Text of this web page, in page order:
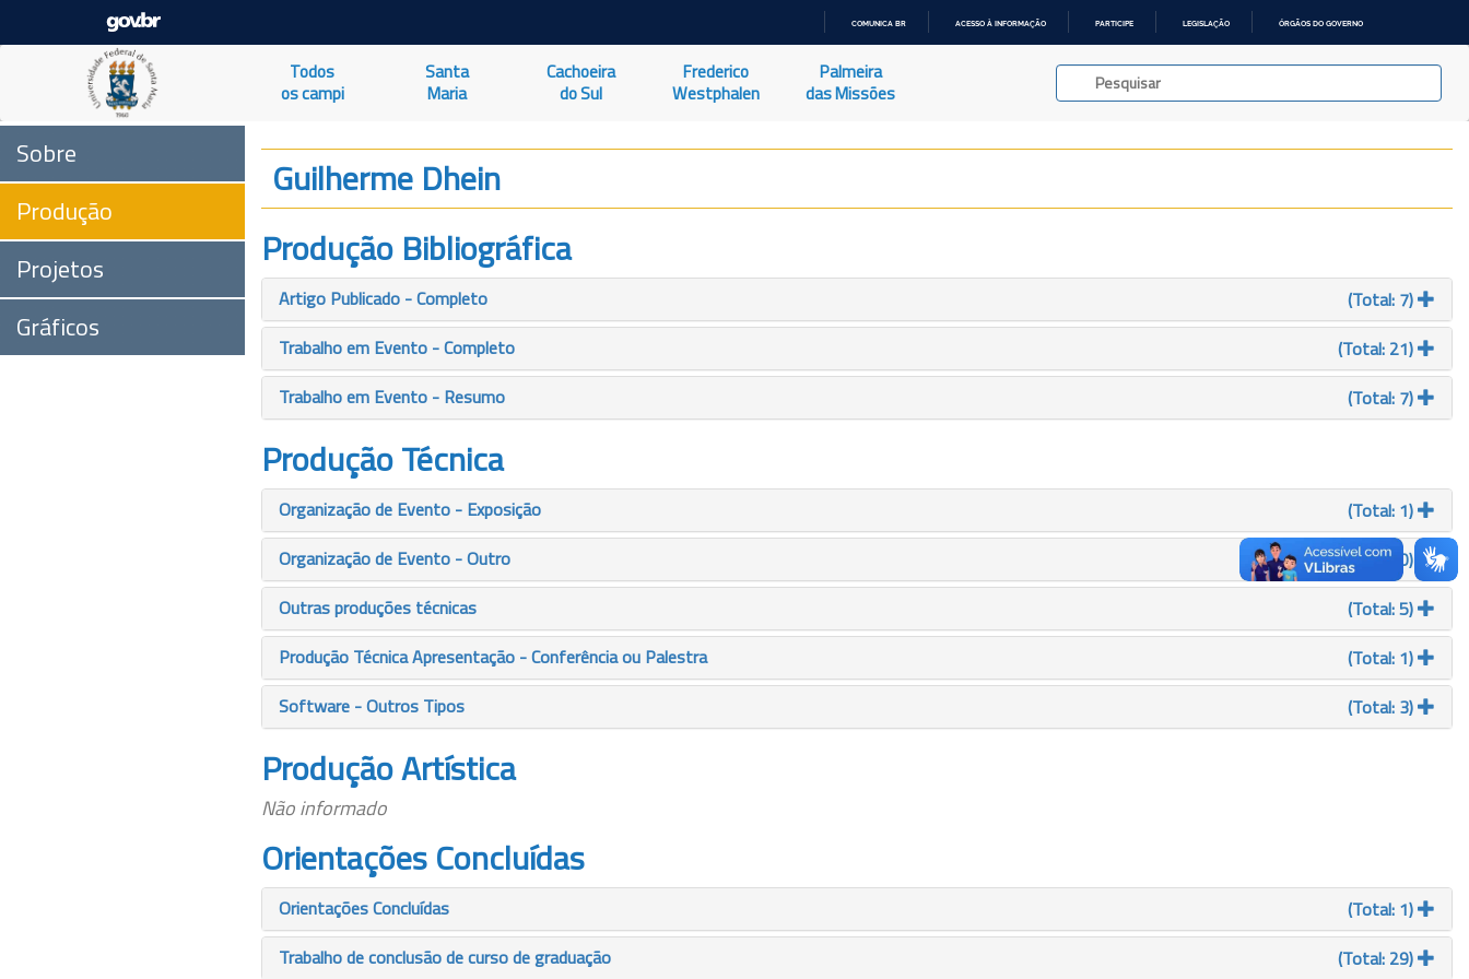
O
COMUNICA BR ACESSO À INFORMAÇÃO PARTICIPE LEGISLAÇÃO ÓRGÃOS DO GOVERNO
Todos
os campi
Santa
Maria
Cachoeira
do Sul
Frederico
Westphalen
Palmeira
das Missões
Sobre
Produção
Projetos
Gráficos
Guilherme Dhein
Produção Bibliográfica
Artigo Publicado - Completo
(Total: 7)
Trabalho em Evento - Completo
(Total: 21)
Trabalho em Evento - Resumo
(Total: 7)
Produção Técnica
Organização de Evento - Exposição
(Total: 1)
Organização de Evento - Outro
(Total: 10)
Outras produções técnicas
(Total: 5)
Produção Técnica Apresentação - Conferência ou Palestra
(Total: 1)
Software - Outros Tipos
(Total: 3)
Produção Artística
Não informado
Orientações Concluídas
Orientações Concluídas
(Total: 1)
Trabalho de conclusão de curso de graduação
(Total: 29)